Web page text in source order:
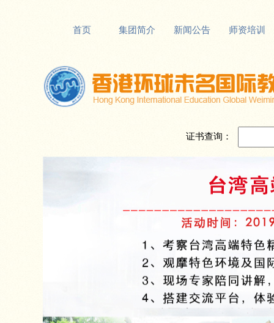
首页 集团简介 新闻公告 师资培训
证书查询：